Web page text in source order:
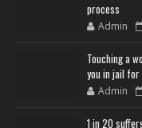
process
Admin
Touching a
you in jail for
Admin
1 in 20